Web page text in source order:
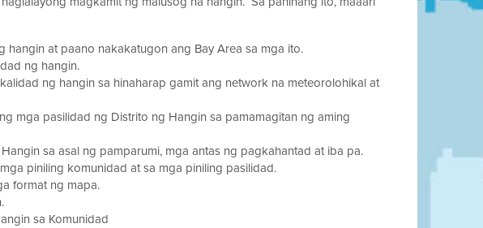
hangin at paano nakakatugon ang Bay Area sa mga ito.
ng hangin.
ng hangin sa hinaharap gamit ang network na meteorolohikal at
mga pasilidad ng Distrito ng Hangin sa pamamagitan ng aming
sa asal ng pamparumi, mga antas ng pagkahantad at iba pa.
piniling komunidad at sa mga piniling pasilidad.
format ng mapa.
sa Komunidad